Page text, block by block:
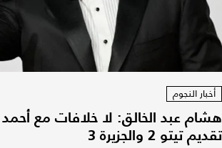
أخبار النجوم
هشام عبد الخالق: لا خلافات مع
تقديم تيتو 2 والجزيرة 3